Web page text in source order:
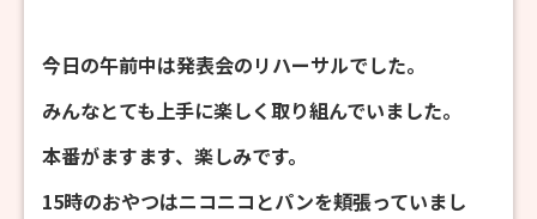
今日の午前中は発表会のリハーサルでした。
みんなとても上手に楽しく取り組んでいました。
本番がますます、楽しみです。
15時のおやつはニコニコとパンを頬張っていまし